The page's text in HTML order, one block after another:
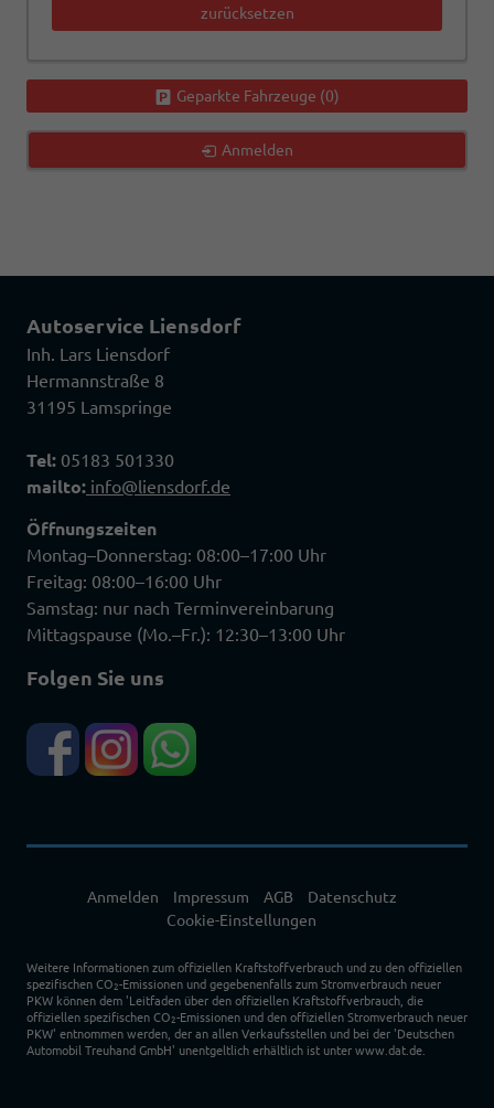
zurücksetzen
Geparkte Fahrzeuge (0)
Anmelden
Autoservice Liensdorf
Inh. Lars Liensdorf
Hermannstraße 8
31195 Lamspringe
Tel: 05183 501330
mailto: info@liensdorf.de
Öffnungszeiten
Montag–Donnerstag: 08:00–17:00 Uhr
Freitag: 08:00–16:00 Uhr
Samstag: nur nach Terminvereinbarung
Mittagspause (Mo.–Fr.): 12:30–13:00 Uhr
Folgen Sie uns
Anmelden Impressum AGB
Datenschutz
Cookie-Einstellungen
Weitere Informationen zum offiziellen Kraftstoffverbrauch und zu den offiziellen
spezifischen CO2-Emissionen und gegebenenfalls zum Stromverbrauch neuer
PKW können dem 'Leitfaden über den offiziellen Kraftstoffverbrauch, die
offiziellen spezifischen CO2-Emissionen und den offiziellen Stromverbrauch neuer
PKW' entnommen werden, der an allen Verkaufsstellen und bei der 'Deutschen
Automobil Treuhand GmbH' unentgeltlich erhältlich ist unter www.dat.de.